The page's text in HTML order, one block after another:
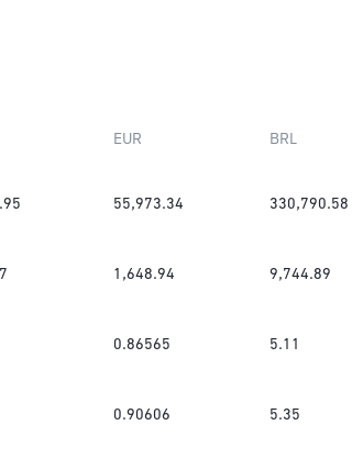
EUR BRL
55,973.34 330,790.58
1,648.94 9,744.89
0.86565 5.11
0.90606 5.35